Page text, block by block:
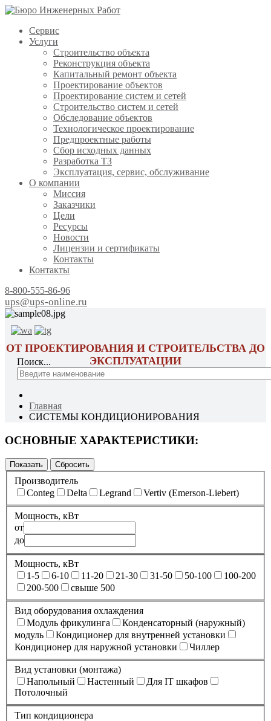
Сервис
Услуги
Строительство объекта
Реконструкция объекта
Капитальный ремонт объекта
Проектирование объектов
Проектирование систем и сетей
Строительство систем и сетей
Обследование объектов
Технологическое проектирование
Предпроектные работы
Сбор исходных данных
Разработка ТЗ
Эксплуатация, сервис, обслуживание
О компании
Миссия
Заказчики
Цели
Ресурсы
Новости
Лицензии и сертификаты
Контакты
Контакты
8-800-555-86-96
ups@ups-online.ru
ОТ ПРОЕКТИРОВАНИЯ И СТРОИТЕЛЬСТВА ДО
ЭКСПЛУАТАЦИИ
Поиск...
Главная
СИСТЕМЫ КОНДИЦИОНИРОВАНИЯ
ОСНОВНЫЕ ХАРАКТЕРИСТИКИ:
Производитель
Conteg
Delta Legrand Vertiv (Emerson-Liebert)
Мощность, кВт
от
до
Мощность, кВт
1-5
6-10 11-20 21-30 31-50 50-100
100-200
200-500
свыше 500
Вид оборудования охлаждения
Модуль фрикулинга
Конденсаторный (наружный)
модуль
Кондиционер для внутренней установки
Кондиционер для наружной установки
Чиллер
Вид установки (монтажа)
Напольный
Настенный
Для IT шкафов
Потолочный
Тип кондиционера